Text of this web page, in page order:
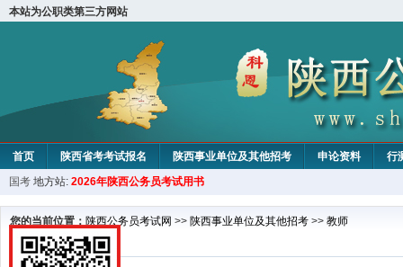
本站为公职类第三方网站
首页 陕西省考考试报名 陕西事业单位及其他招考 申论资料
行
国考 地方站: 2026年陕西公务员考试用书
您的当前位置： 陕西公务员考试网 >> 陕西事业单位及其他招考 >> 教师